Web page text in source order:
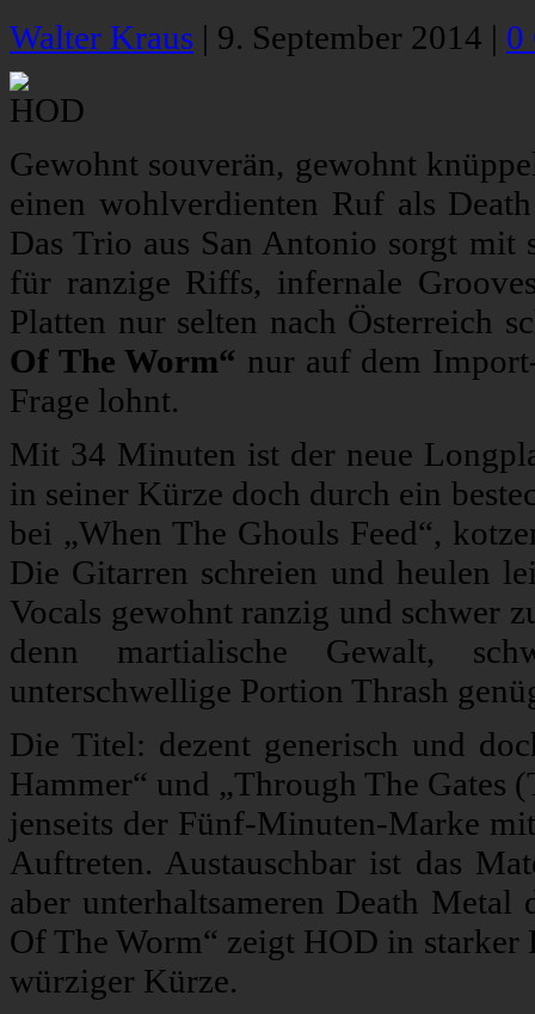
Walter Kraus | 9. September 2014 | 0
Gewohnt souverän, gewohnt
einen wohlverdienten Ruf als
Das Trio aus San Antonio sorgt
für ranzige Riffs, infernale
Platten nur selten nach Österreich
Of The Worm“ nur auf dem
Frage lohnt.
Mit 34 Minuten ist der neue
in seiner Kürze doch durch ein
bei „When The Ghouls Feed“,
Die Gitarren schreien und heulen
Vocals gewohnt ranzig und schwer
denn martialische Gewalt,
unterschwellige Portion Thrash
Die Titel: dezent generisch und
Hammer“ und „Through The Gates
jenseits der Fünf-Minuten-Marke
Auftreten. Austauschbar ist das
aber unterhaltsameren Death
Of The Worm“ zeigt HOD in
würziger Kürze.